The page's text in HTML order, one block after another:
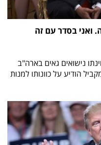
ואני בסדר עם זה
נישואים גאים בארה"ב
הודיע על כוונותו למנות